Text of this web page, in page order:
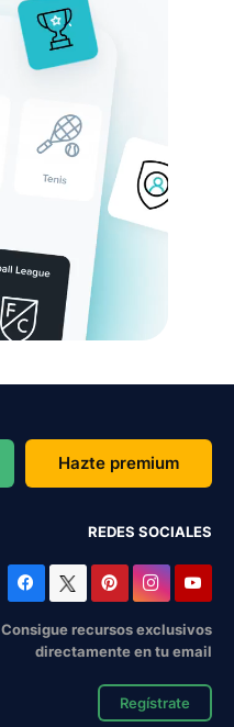
Hazte premium
REDES SOCIALES
Consigue recursos exclusivos
directamente en tu email
Regístrate